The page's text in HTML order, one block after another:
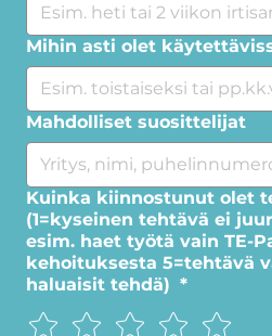
Mihin asti olet
Mahdolliset suosittelijat
Kuinka kiinnostunut olet
(1=kyseinen tehtävä ei
esim. haet työtä vain TE-
kehoituksesta 5=tehtävä
haluaisit tehdä) *